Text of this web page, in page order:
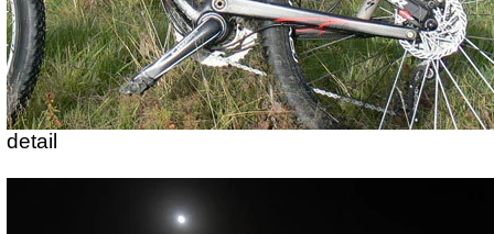
detail